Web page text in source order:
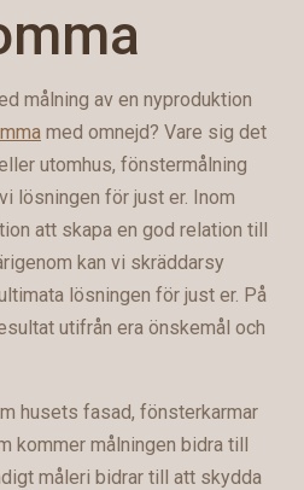
målning av en nyproduktion
med omnejd? Vare sig det
utomhus, fönstermålning
lösningen för just er. Inom
att skapa en god relation till
kan vi skräddarsy
lösningen för just er. På
utifrån era önskemål och
husets fasad, fönsterkarmar
kommer målningen bidra till
måleri bidrar till att skydda